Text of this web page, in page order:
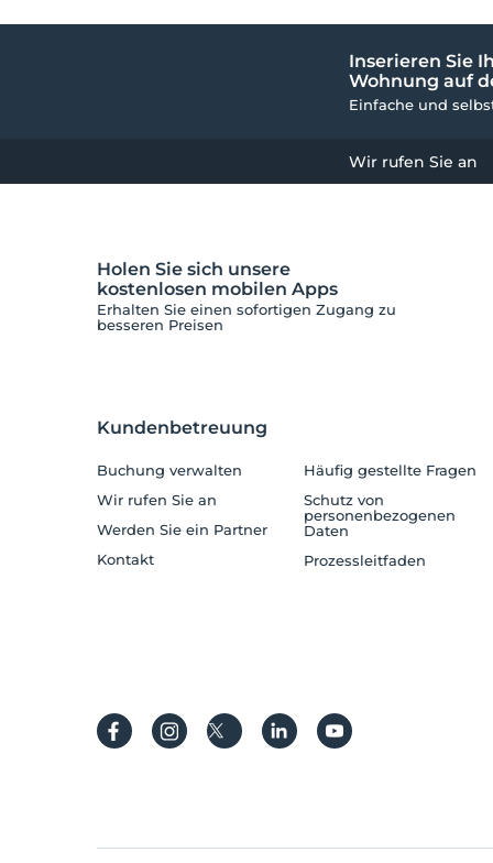
Fotograf 1
1
1
Rollstuhl
Frühstücksraum 1
Inserieren Sie
Wohnung auf
Einfache und
Wir rufen Sie an
Holen Sie sich unsere
kostenlosen mobilen Apps
Erhalten Sie einen sofortigen Zugang zu
besseren Preisen
Kundenbetreuung
Buchung verwalten
Wir rufen Sie an
Werden Sie ein Partner
Kontakt
Häufig gestellte Fragen
Schutz von
personenbezogenen
Daten
Prozessleitfaden